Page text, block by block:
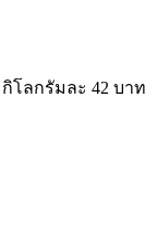
โลกรัมละ 42 บาท